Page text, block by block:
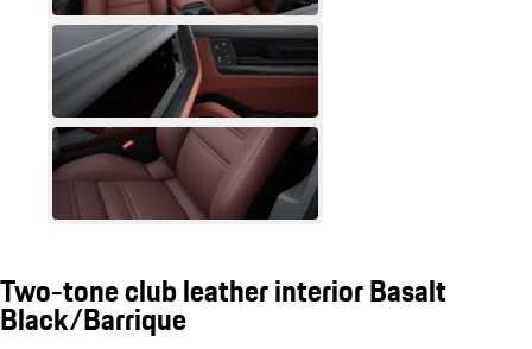
Two-tone club leather interior Basalt
Black/Barrique